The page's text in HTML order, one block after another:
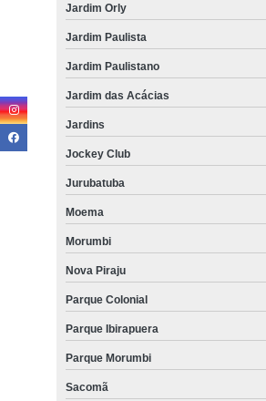
Jardim Orly
Jardim Paulista
Jardim Paulistano
Jardim das Acácias
Jardins
Jockey Club
Jurubatuba
Moema
Morumbi
Nova Piraju
Parque Colonial
Parque Ibirapuera
Parque Morumbi
Sacomã